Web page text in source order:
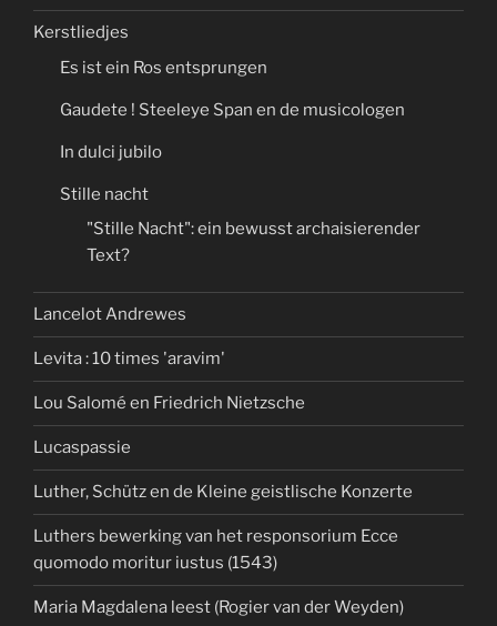
Kerstliedjes
Es ist ein Ros entsprungen
Gaudete ! Steeleye Span en de musicologen
In dulci jubilo
Stille nacht
"Stille Nacht": ein bewusst archaisierender
Text?
Lancelot Andrewes
Levita : 10 times 'aravim'
Lou Salomé en Friedrich Nietzsche
Lucaspassie
Luther, Schütz en de Kleine geistlische Konzerte
Luthers bewerking van het responsorium Ecce
quomodo moritur iustus (1543)
Maria Magdalena leest (Rogier van der Weyden)